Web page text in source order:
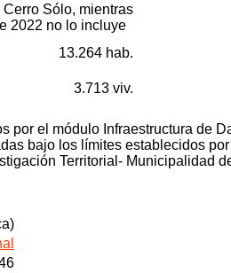
Sólo, mientras
2022 no lo incluye
13.264 hab.
3.713 viv.
el módulo Infraestructura de
bajo los límites establecidos
Territorial- Municipalidad